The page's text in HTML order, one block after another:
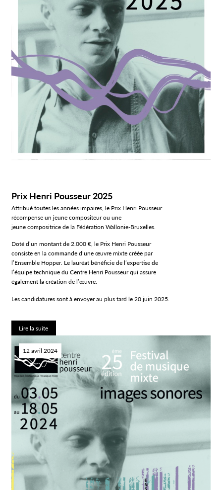
Prix Henri Pousseur 2025
Attribué toutes les années impaires, le Prix Henri Pousseur
récompense un jeune compositeur ou une
jeune compositrice de la Fédération Wallonie-Bruxelles.
Doté d’un montant de 2.000 €, le Prix Henri Pousseur
consiste en la commande d’une œuvre mixte créée par
l’Ensemble Hopper. Le lauréat bénéficie de l’expertise de
l’équipe technique du Centre Henri Pousseur qui assure
également la création de l’œuvre.
Les candidatures sont à envoyer au plus tard le 20 juin 2025.
Lire la suite
12 avril 2024